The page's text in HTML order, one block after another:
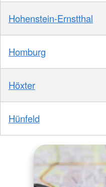
Hohenstein-Ernstthal
Homburg
Höxter
Hünfeld